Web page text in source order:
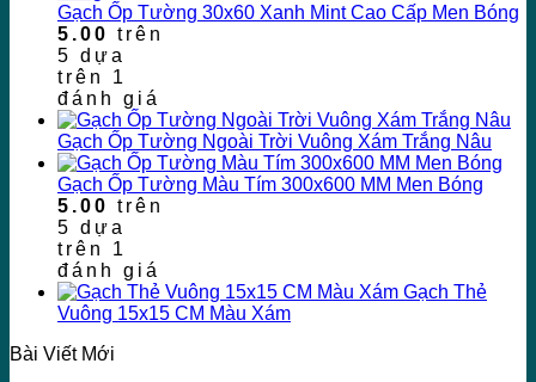
Gạch Ốp Tường 30x60 Xanh Mint Cao Cấp Men Bóng
5.00 trên
5 dựa
trên 1
đánh giá
Gạch Ốp Tường Ngoài Trời Vuông Xám Trắng Nâu
Gạch Ốp Tường Màu Tím 300x600 MM Men Bóng
5.00 trên
5 dựa
trên 1
đánh giá
Gạch Thẻ
Vuông 15x15 CM Màu Xám
Bài Viết Mới